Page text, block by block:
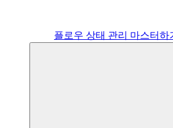
플로우 상태 관리 마스터하